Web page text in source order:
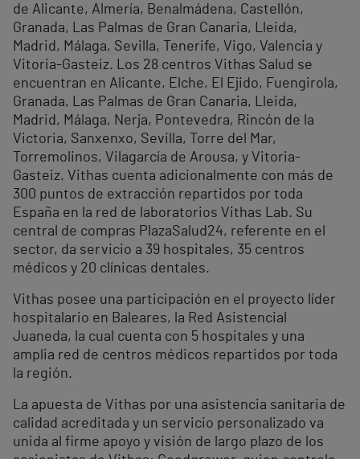
de Alicante, Almería, Benalmádena, Castellón,
Granada, Las Palmas de Gran Canaria, Lleida,
Madrid, Málaga, Sevilla, Tenerife, Vigo, Valencia y
Vitoria-Gasteiz. Los 28 centros Vithas Salud se
encuentran en Alicante, Elche, El Ejido, Fuengirola,
Granada, Las Palmas de Gran Canaria, Lleida,
Madrid, Málaga, Nerja, Pontevedra, Rincón de la
Victoria, Sanxenxo, Sevilla, Torre del Mar,
Torremolinos, Vilagarcía de Arousa, y Vitoria-
Gasteiz. Vithas cuenta adicionalmente con más de
300 puntos de extracción repartidos por toda
España en la red de laboratorios Vithas Lab. Su
central de compras PlazaSalud24, referente en el
sector, da servicio a 39 hospitales, 35 centros
médicos y 20 clínicas dentales.
Vithas posee una participación en el proyecto líder
hospitalario en Baleares, la Red Asistencial
Juaneda, la cual cuenta con 5 hospitales y una
amplia red de centros médicos repartidos por toda
la región.
La apuesta de Vithas por una asistencia sanitaria de
calidad acreditada y un servicio personalizado va
unida al firme apoyo y visión de largo plazo de los